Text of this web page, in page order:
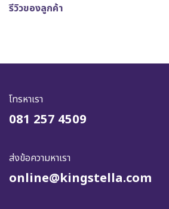
รีวิวของลูกค้า
โทรหาเรา
081 257 4509
ส่งข้อความหาเรา
online@kingstella.com